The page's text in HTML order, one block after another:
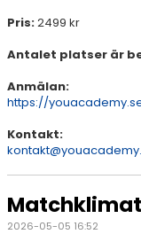
Pris:2499 kr
Antalet platser är
Anmälan:
https://
Kontakt:
2026-05-05 16:52